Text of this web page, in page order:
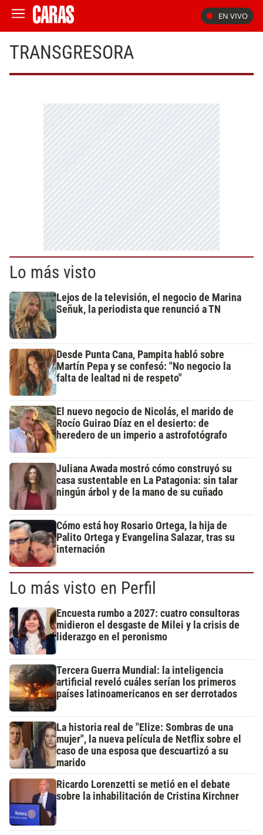
EN VIVO
TRANSGRESORA
Lo más visto
Lejos de la televisión, el negocio de Marina
Señuk, la periodista que renunció a TN
Desde Punta Cana, Pampita habló sobre
Martín Pepa y se confesó: "No negocio la
falta de lealtad ni de respeto"
El nuevo negocio de Nicolás, el marido de
Rocío Guirao Díaz en el desierto: de
heredero de un imperio a astrofotógrafo
Juliana Awada mostró cómo construyó su
casa sustentable en La Patagonia: sin talar
ningún árbol y de la mano de su cuñado
Cómo está hoy Rosario Ortega, la hija de
Palito Ortega y Evangelina Salazar, tras su
internación
Lo más visto en Perfil
Encuesta rumbo a 2027: cuatro consultoras
midieron el desgaste de Milei y la crisis de
liderazgo en el peronismo
Tercera Guerra Mundial: la inteligencia
artificial reveló cuáles serían los primeros
países latinoamericanos en ser derrotados
La historia real de "Elize: Sombras de una
mujer", la nueva película de Netflix sobre el
caso de una esposa que descuartizó a su
marido
Ricardo Lorenzetti se metió en el debate
sobre la inhabilitación de Cristina Kirchner